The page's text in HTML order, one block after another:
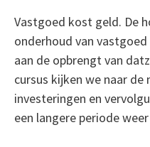
Vastgoed kost geld. De
onderhoud van
aan de opbrengt van
cursus kijken we naar
investeringen en
een langere periode